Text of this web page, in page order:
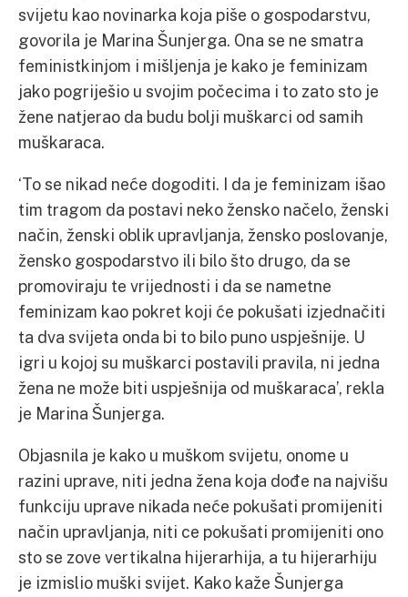
svijetu kao novinarka koja piše o gospodarstvu,
govorila je Marina Šunjerga. Ona se ne smatra
feministkinjom i mišljenja je kako je feminizam
jako pogriješio u svojim počecima i to zato sto je
žene natjerao da budu bolji muškarci od samih
muškaraca.
‘To se nikad neće dogoditi. I da je feminizam išao
tim tragom da postavi neko žensko načelo, ženski
način, ženski oblik upravljanja, žensko poslovanje,
žensko gospodarstvo ili bilo što drugo, da se
promoviraju te vrijednosti i da se nametne
feminizam kao pokret koji će pokušati izjednačiti
ta dva svijeta onda bi to bilo puno uspješnije. U
igri u kojoj su muškarci postavili pravila, ni jedna
žena ne može biti uspješnija od muškaraca’, rekla
je Marina Šunjerga.
Objasnila je kako u muškom svijetu, onome u
razini uprave, niti jedna žena koja dođe na najvišu
funkciju uprave nikada neće pokušati promijeniti
način upravljanja, niti ce pokušati promijeniti ono
sto se zove vertikalna hijerarhija, a tu hijerarhiju
je izmislio muški svijet. Kako kaže Šunjerga